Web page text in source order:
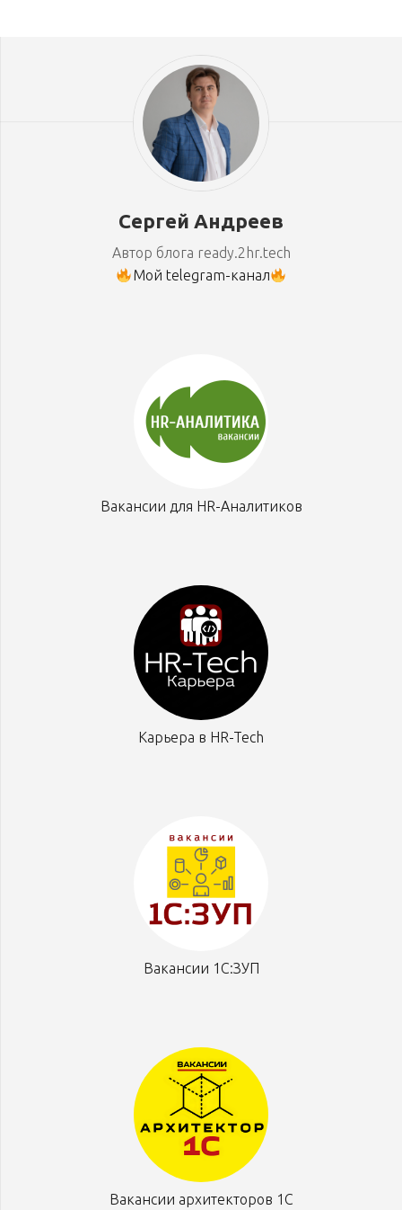
Сергей Андреев
Автор блога ready.2hr.tech
Мой telegram-канал
Вакансии для HR-Аналитиков
Карьера в HR-Tech
Вакансии 1С:ЗУП
Вакансии архитекторов 1С